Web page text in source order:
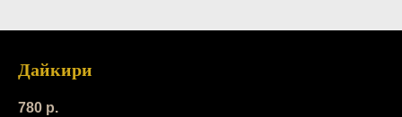
Дайкири
780 р.